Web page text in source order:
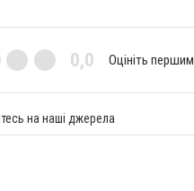
0,0 Оцініть першим
на наші джерела